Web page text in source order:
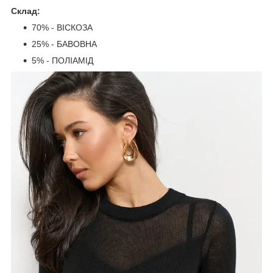
Склад:
70% - ВІСКОЗА
25% - БАВОВНА
5% - ПОЛІАМІД